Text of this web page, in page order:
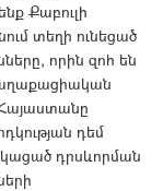
Քաբուլի
տեղի ունեցած
որին զոհ են
դեմ
դրսևորման